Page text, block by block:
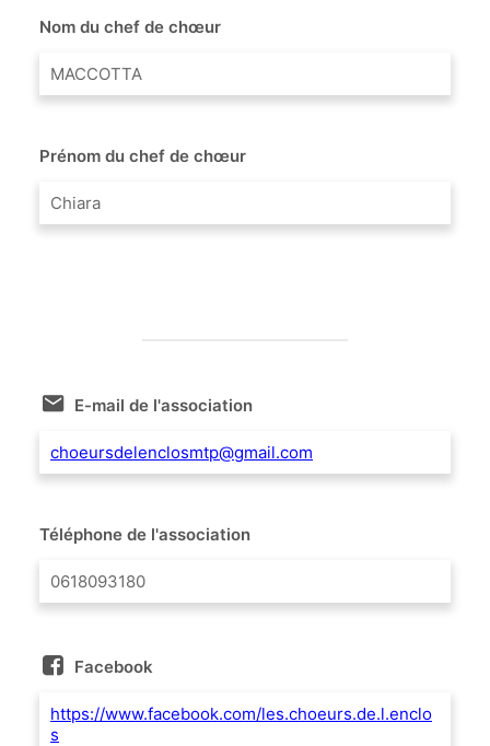
Nom du chef de chœur
MACCOTTA
Prénom du chef de chœur
Chiara
E-mail de l'association
choeursdelenclosmtp@gmail.com
Téléphone de l'association
0618093180
Facebook
https://www.facebook.com/les.choeurs.de.l.enclo
s